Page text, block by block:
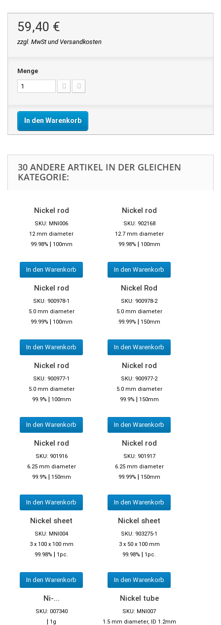
59,40 €
zzgl. MwSt und Versandkosten
Menge
In den Warenkorb
30 ANDERE ARTIKEL IN DER GLEICHEN
KATEGORIE:
Nickel rod
SKU: MNI006
12 mm diameter
99.98% | 100mm
In den Warenkorb
Nickel rod
SKU: 902168
12.7 mm diameter
99.98% | 100mm
In den Warenkorb
Nickel rod
SKU: 900978-1
5.0 mm diameter
99.99% | 100mm
In den Warenkorb
Nickel Rod
SKU: 900978-2
5.0 mm diameter
99.99% | 150mm
In den Warenkorb
Nickel rod
SKU: 900977-1
5.0 mm diameter
99.9% | 100mm
In den Warenkorb
Nickel rod
SKU: 900977-2
5.0 mm diameter
99.9% | 150mm
In den Warenkorb
Nickel rod
SKU: 901916
6.25 mm diameter
99.9% | 150mm
In den Warenkorb
Nickel rod
SKU: 901917
6.25 mm diameter
99.99% | 150mm
In den Warenkorb
Nickel sheet
SKU: MNI004
3 x 100 x 100 mm
99.98% | 1pc.
In den Warenkorb
Nickel sheet
SKU: 903275-1
3 x 50 x 100 mm
99.98% | 1pc.
In den Warenkorb
Ni-...
SKU: 007340
| 1g
Nickel tube
SKU: MNI007
1.5 mm diameter, ID 1.2mm